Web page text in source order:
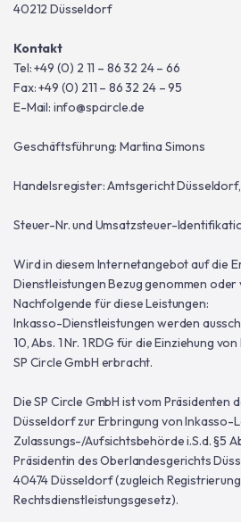
40212 Düsseldorf
Kontakt
Tel: +49 (0) 2 11 – 86 32 24 – 66
Fax: +49 (0) 211 – 86 32 24 – 95
E-Mail: info@spcircle.de
Geschäftsführung: Martina Simons
Handelsregister: Amtsgericht Düsseldorf,
Steuer-Nr. und Umsatzsteuer-
Wird in diesem Internetangebot auf die
Dienstleistungen Bezug genommen oder
Nachfolgende für diese Leistungen:
Inkasso-Dienstleistungen werden
10, Abs. 1 Nr. 1 RDG für die Einziehung
SP Circle GmbH erbracht.
Die SP Circle GmbH ist vom Präsidenten
Düsseldorf zur Erbringung von Inkasso-
Zulassungs-/Aufsichtsbehörde i.S.d. §5
Präsidentin des Oberlandesgerichts
40474 Düsseldorf (zugleich
Rechtsdienstleistungsgesetz).